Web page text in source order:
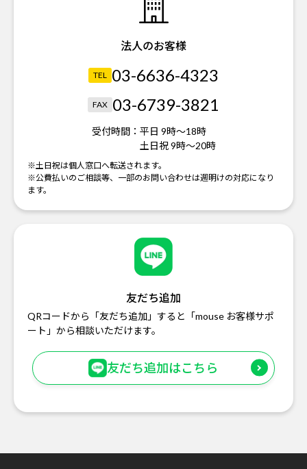
法人のお客様
TEL 03-6636-4323
FAX 03-6739-3821
受付時間： 平日 9時～18時
土日祝 9時～20時
※土日祝は個人窓口へ転送されます。
※公費払いのご相談等、一部のお問い合わせは週明けの対応になり
ます。
友だち追加
QRコードから「友だち追加」すると「mouse お客様サポ
ート」から相談いただけます。
友だち追加はこちら